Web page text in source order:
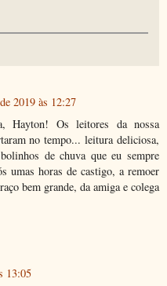
2019 às 12:27
Hayton! Os leitores da nossa
no tempo... leitura deliciosa,
de chuva que eu sempre
umas horas de castigo, a remoer
bem grande, da amiga e colega
13:05